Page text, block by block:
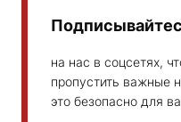
на нас в соцсетях,
пропустить важные
это безопасно для